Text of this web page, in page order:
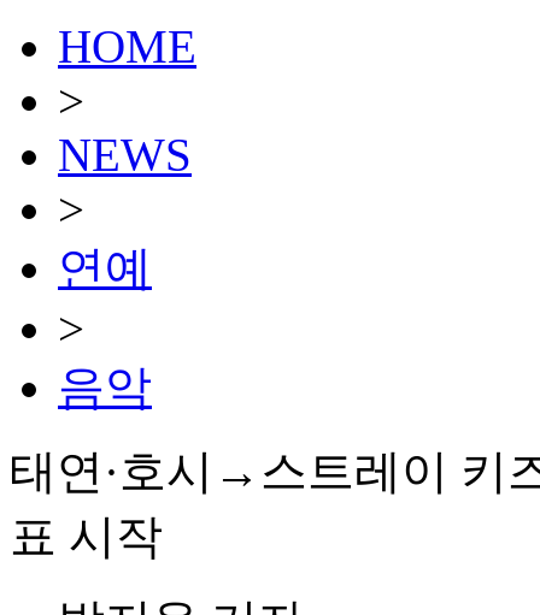
HOME
>
NEWS
>
연예
>
음악
태연·호시→스트레이 키
표 시작